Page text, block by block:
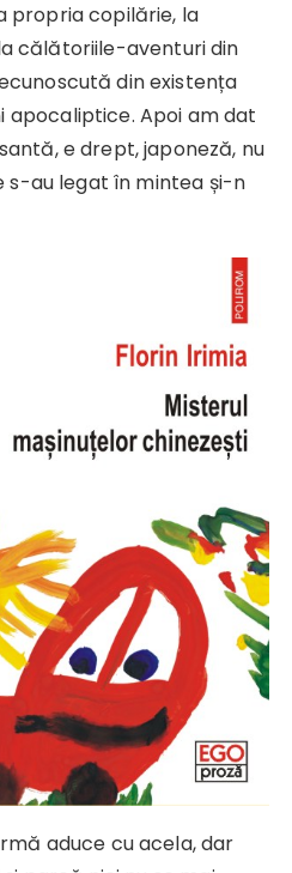
propria copilărie, la
călătoriile-aventuri din
din existența
apocaliptice. Apoi am dat
e drept, japoneză, nu
s-au legat în mintea și-n
aduce cu acela, dar